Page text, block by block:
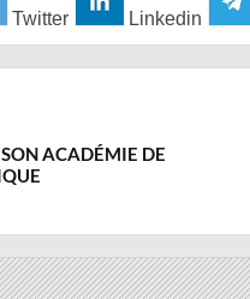
Twitter Linkedin
ACADÉMIE DE